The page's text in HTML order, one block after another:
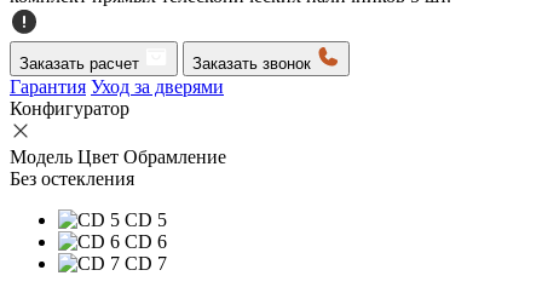
Заказать расчет Заказать звонок
Гарантия Уход за дверями
Конфигуратор
Модель Цвет Обрамление
Без остекления
CD 5
CD 6
CD 7